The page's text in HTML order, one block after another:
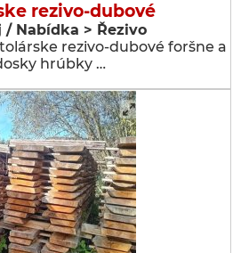
rezivo-dubové
/ Nabídka > Řezivo
rezivo-dubové foršne a
hrúbky …